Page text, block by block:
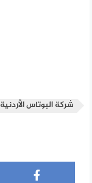
شركة البوتاس الأردنية